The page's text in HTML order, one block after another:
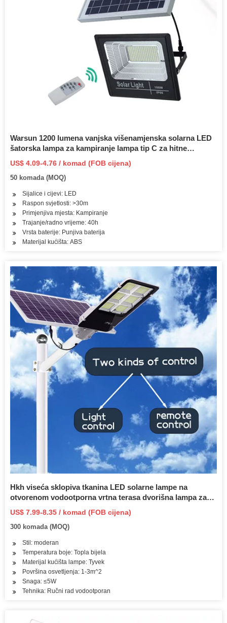
Warsun 1200 lumena vanjska višenamjenska solarna LED
šatorska lampa za kampiranje lampa tip C za hitne
slučajeve
US$ 4.09-4.76 / komad (FOB cijena)
50 komada (MOQ)
Sijalice i cijevi: LED
Raspon svjetlosti: >30m
Primjenjiva mjesta: Kampiranje
Trajanje/radno vrijeme: 40h
Vrsta baterije: Punjiva baterija
Materijal kućišta: ABS
Hkh viseća sklopiva tkanina LED solarne lampe na
otvorenom vodootporna vrtna terasa dvorišna lampa za
kampiranje
US$ 7.99-8.35 / komad (FOB cijena)
300 komada (MOQ)
Stil: moderan
Temperatura boje: Topla bijela
Materijal kućišta lampe: Tyvek
Površina osvetljenja: 1-3m^2
Snaga: ≤5W
Tehnika: Ručni rad vodootporan